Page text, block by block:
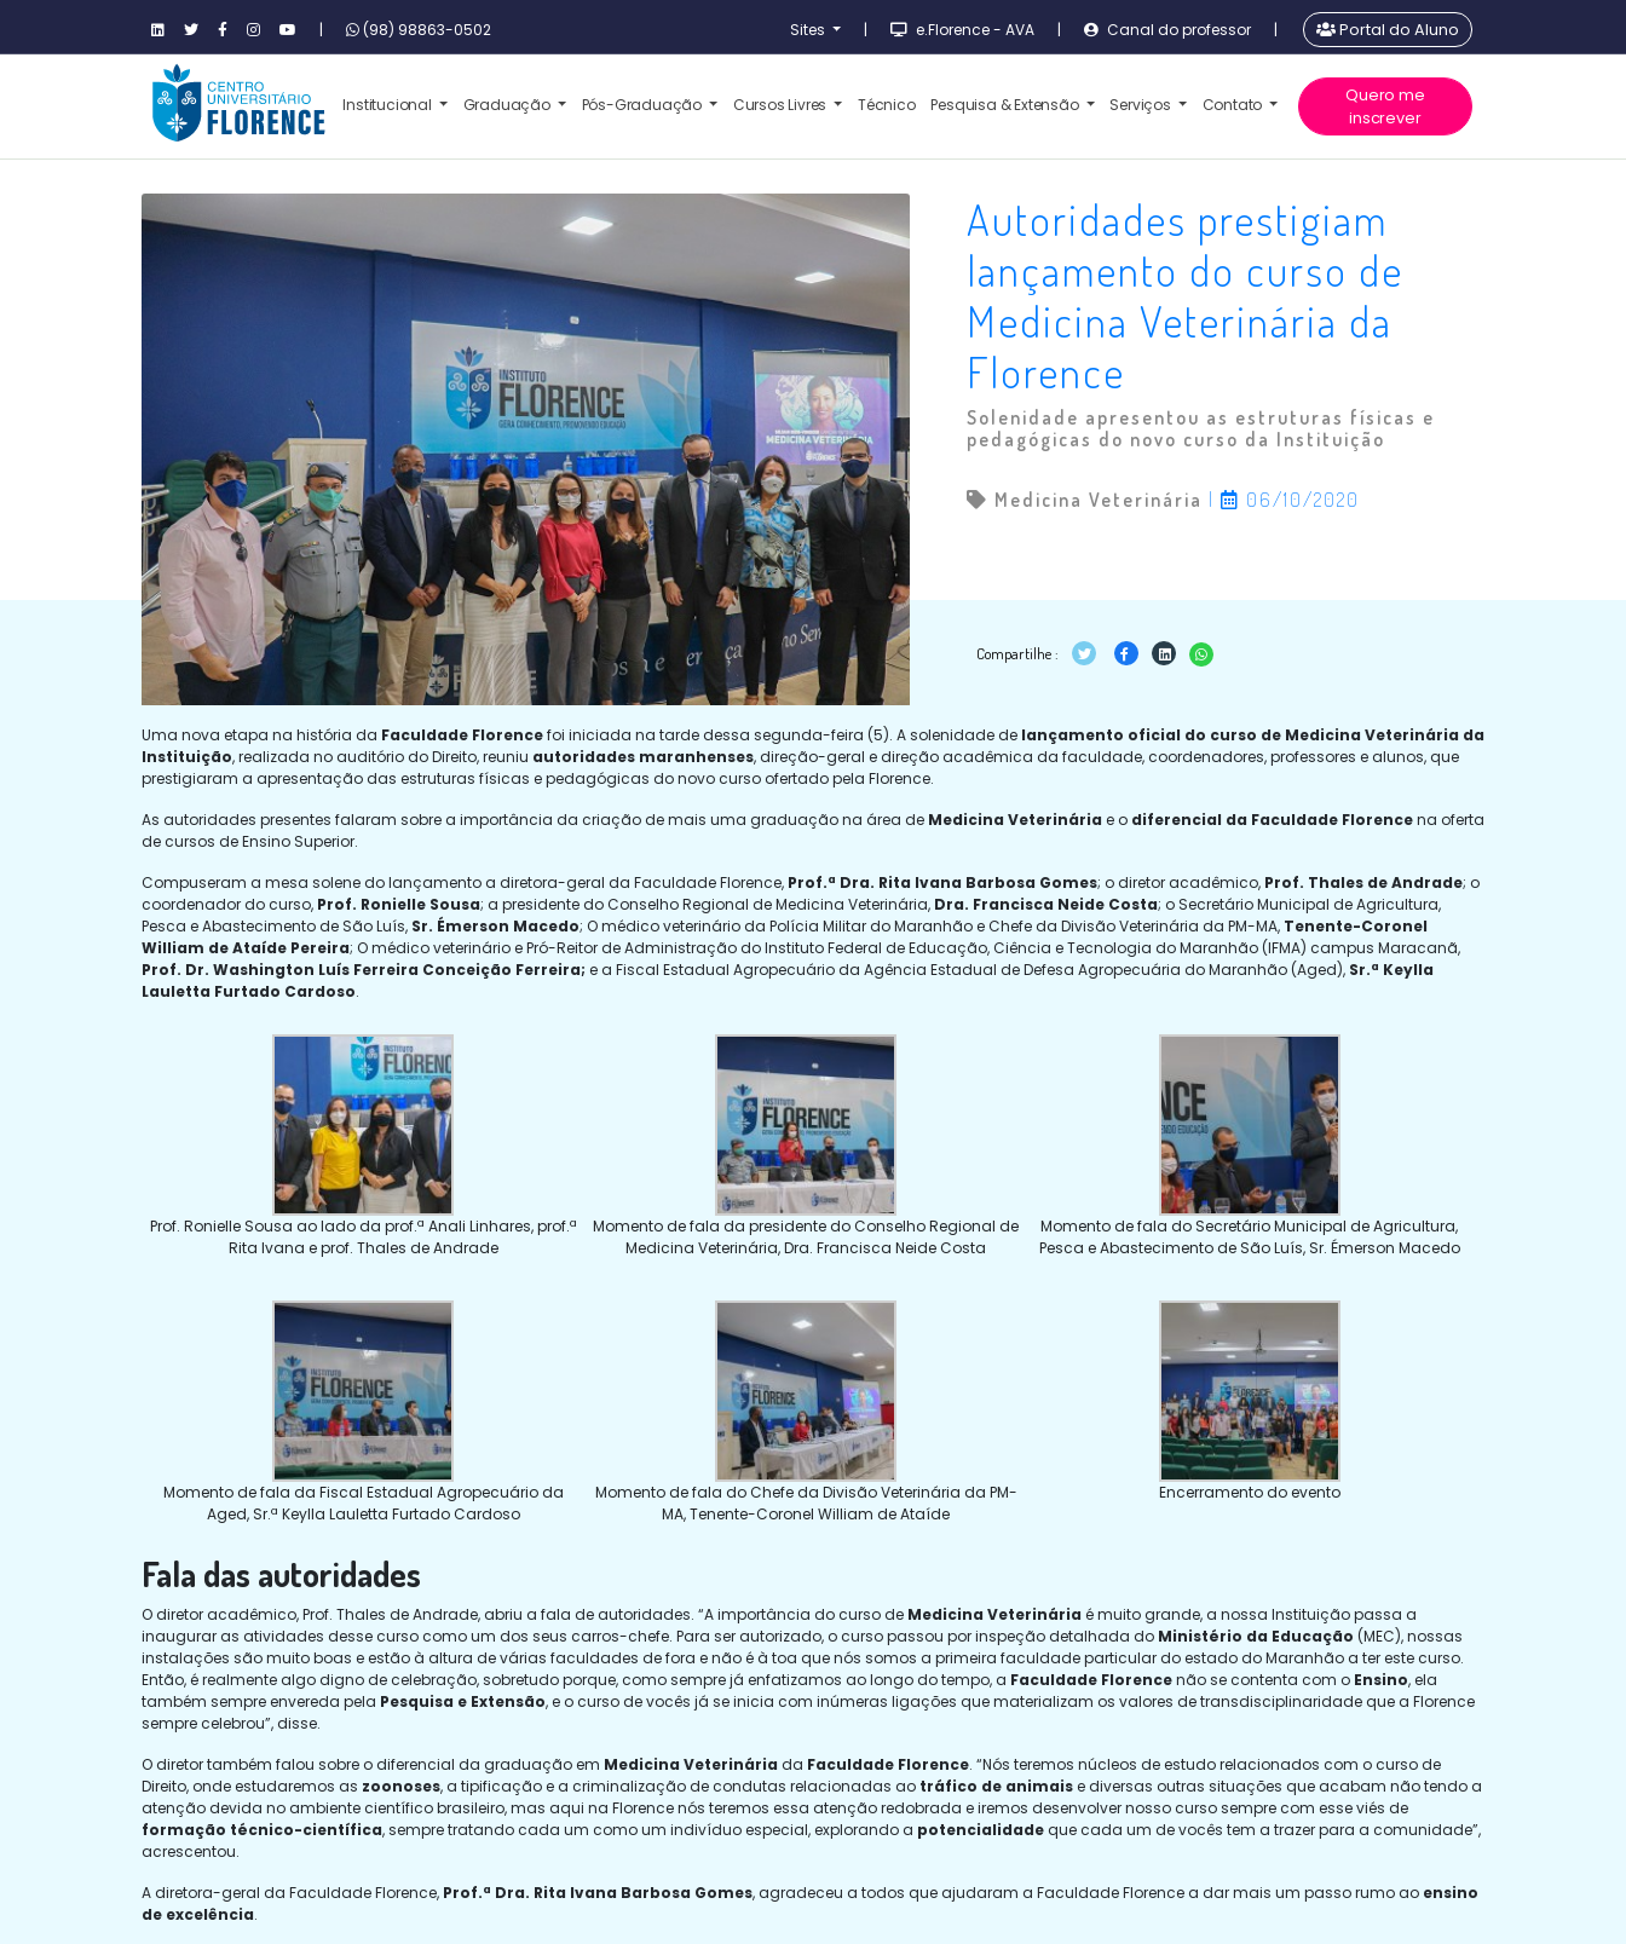
| (98) 98863-0502 Sites | e.Florence - AVA | Canal do professor | Portal do Aluno
Institucional Graduação Pós-Graduação Cursos Livres Técnico Pesquisa & Extensão Serviços Contato
Quero me
inscrever
Autoridades prestigiam
lançamento do curso de
Medicina Veterinária da
Florence
Solenidade apresentou as estruturas físicas e
pedagógicas do novo curso da Instituição
Medicina Veterinária 06/10/2020
Compartilhe :
Uma nova etapa na história da Faculdade Florencefoi iniciada na tarde dessa segunda-feira (5). A solenidade de lançamento oficial do curso de Medicina Veterinária da
Instituição, realizada no auditório do Direito, reuniu autoridades maranhenses, direção-geral e direção acadêmica da faculdade, coordenadores, professores e alunos, que
prestigiaram a apresentação das estruturas físicas e pedagógicas do novo curso ofertado pela Florence.
As autoridades presentes falaram sobre a importância da criação de mais uma graduação na área de Medicina Veterinária e o diferencial da Faculdade Florencena oferta
de cursos de Ensino Superior.
Compuseram a mesa solene do lançamento a diretora-geral da Faculdade Florence, Prof.ª Dra. Rita Ivana Barbosa Gomes; o diretor acadêmico, Prof. Thales de Andrade; o
coordenador do curso, Prof. Ronielle Sousa; a presidente do Conselho Regional de Medicina Veterinária, Dra. Francisca Neide Costa; o Secretário Municipal de Agricultura,
Pesca e Abastecimento de São Luís, Sr. Émerson Macedo; O médico veterinário da Polícia Militar do Maranhão e Chefe da Divisão Veterinária da PM-MA, Tenente-Coronel
William de Ataíde Pereira; O médico veterinário e Pró-Reitor de Administração do Instituto Federal de Educação, Ciência e Tecnologia do Maranhão (IFMA) campus Maracanã,
Prof. Dr. Washington Luís Ferreira Conceição Ferreira; e a Fiscal Estadual Agropecuário da Agência Estadual de Defesa Agropecuária do Maranhão (Aged), Sr.ª Keylla
Lauletta Furtado Cardoso.
Prof. Ronielle Sousa ao lado da prof.ª Anali Linhares, prof.ª
Rita Ivana e prof. Thales de Andrade
Momento de fala da presidente do Conselho Regional de
Medicina Veterinária, Dra. Francisca Neide Costa
Momento de fala do Secretário Municipal de Agricultura,
Pesca e Abastecimento de São Luís, Sr. Émerson Macedo
Momento de fala da Fiscal Estadual Agropecuário da
Aged, Sr.ª Keylla Lauletta Furtado Cardoso
Momento de fala do Chefe da Divisão Veterinária da PM-
MA, Tenente-Coronel William de Ataíde
Encerramento do evento
Fala das autoridades
O diretor acadêmico, Prof. Thales de Andrade, abriu a fala de autoridades. “A importância do curso de Medicina Veterinária é muito grande, a nossa Instituição passa a
inaugurar as atividades desse curso como um dos seus carros-chefe. Para ser autorizado, o curso passou por inspeção detalhada do Ministério da Educação (MEC), nossas
instalações são muito boas e estão à altura de várias faculdades de fora e não é à toa que nós somos a primeira faculdade particular do estado do Maranhão a ter este curso.
Então, é realmente algo digno de celebração, sobretudo porque, como sempre já enfatizamos ao longo do tempo, a Faculdade Florencenão se contenta com o Ensino, ela
também sempre envereda pela Pesquisa e Extensão, e o curso de vocês já se inicia com inúmeras ligações que materializam os valores de transdisciplinaridade que a Florence
sempre celebrou”, disse.
O diretor também falou sobre o diferencial da graduação em Medicina Veterinária da Faculdade Florence. “Nós teremos núcleos de estudo relacionados com o curso de
Direito, onde estudaremos as zoonoses, a tipificação e a criminalização de condutas relacionadas ao tráfico de animaise diversas outras situações que acabam não tendo a
atenção devida no ambiente científico brasileiro, mas aqui na Florence nós teremos essa atenção redobrada e iremos desenvolver nosso curso sempre com esse viés de
formação técnico-científica, sempre tratando cada um como um indivíduo especial, explorando a potencialidadeque cada um de vocês tem a trazer para a comunidade”,
acrescentou.
A diretora-geral da Faculdade Florence, Prof.ª Dra. Rita Ivana Barbosa Gomes, agradeceu a todos que ajudaram a Faculdade Florence a dar mais um passo rumo ao ensino
de excelência.